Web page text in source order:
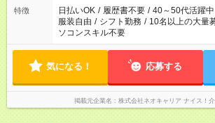
特徴 日払いOK / 履歴書不要 / 40～50代活躍中
服装自由 / シフト勤務 / 10名以上の大量
ソコンスキル不要
気になる！ 応募する
掲載元企業名 株式会社ネオキャリア ナイス！